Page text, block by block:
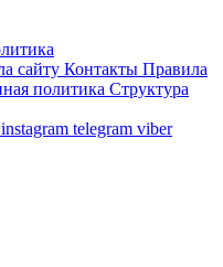
сайту Контакты Правила
политика Структура
instagram telegram viber